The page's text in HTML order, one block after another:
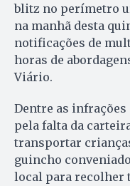
blitz no perímetro
na manhã desta
notificações de
horas de
Viário.
Dentre as infrações
pela falta da
transportar
guincho
local para recolher